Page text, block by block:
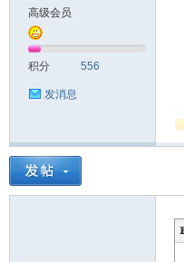
高级会员
积分 556
发消息